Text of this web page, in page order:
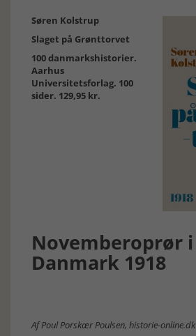
Søren Kolstrup
Slaget på Grønttorvet
100 danmarkshistorier.
Aarhus
Universitetsforlag. 100
sider. 129,95 kr.
Novemberoprør i
Danmark 1918
Af Poul Porskær Poulsen, historie-online.dk